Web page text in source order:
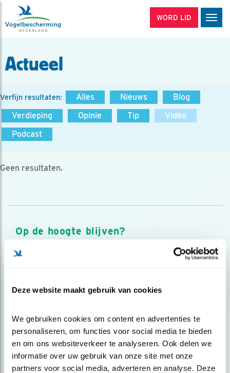
Deze website maakt gebruik van cookies
We gebruiken cookies om content en advertenties te
personaliseren, om functies voor social media te bieden
en om ons websiteverkeer te analyseren. Ook delen we
informatie over uw gebruik van onze site met onze
partners voor social media, adverteren en analyse. Deze
WORD LID
Actueel
Verfijn resultaten: Alles Nieuws
Blog
Verdieping
Opinie Tip
Video
Podcast
Geen resultaten.
Op de hoogte blijven?
Meld je aan en ontvang nieuws, inspiratie, acties en tips
over vogels en activiteiten van Vogelbescherming.